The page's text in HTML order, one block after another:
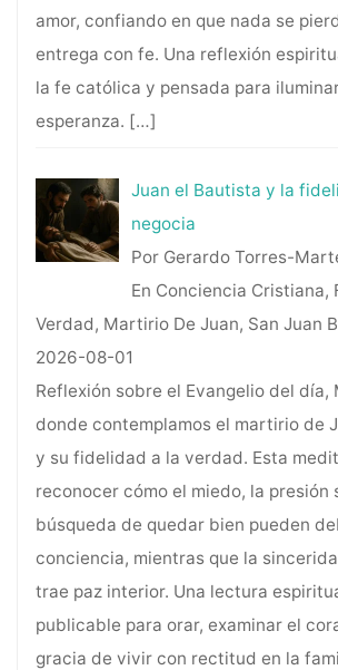
amor, confiando en que nada se
entrega con fe. Una reflexión
la fe católica y pensada para
esperanza. […]
Juan el Bautista y la
negocia
Por Gerardo Torres-
En Conciencia Cristiana,
Verdad, Martirio De Juan, San Juan
2026-08-01
Reflexión sobre el Evangelio del día,
donde contemplamos el martirio de
y su fidelidad a la verdad. Esta
reconocer cómo el miedo, la presión
búsqueda de quedar bien pueden
conciencia, mientras que la
trae paz interior. Una lectura
publicable para orar, examinar el
gracia de vivir con rectitud en la